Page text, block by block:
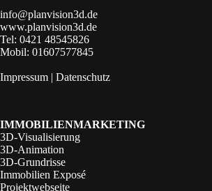
info@planvision3d.de
www.planvision3d.de
Tel: 0421 48545826
Mobil: 01607577845
Impressum | Datenschutz
IMMOBILIENMARKETING
3D-Visualisierung
3D-Animation
3D-Grundrisse
Immobilien Exposé
Projektwebseite